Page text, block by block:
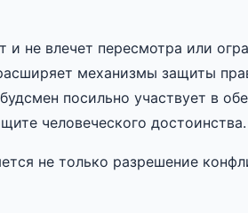
и не влечет пересмотра или
механизмы защиты
посильно участвует в
человеческого достоинства.
не только разрешение